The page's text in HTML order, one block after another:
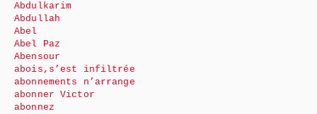
Abdulkarim
Abdullah
Abel
Abel Paz
Abensour
abois,s’est infiltrée
abonnements n’arrange
abonner Victor
abonnez